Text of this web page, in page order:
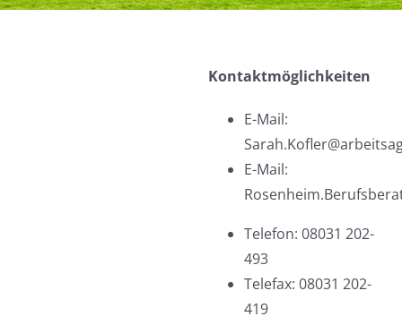
Kontaktmöglichkeiten
E-Mail:
E-Mail:
Telefon: 08031 202-
493
Telefax: 08031 202-
419